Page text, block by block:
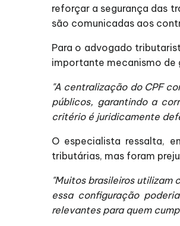
reforçar a segurança das
são comunicadas aos
Para o advogado
importante mecanismo de
"A centralização do CPF
públicos, garantindo a
critério é juridicamente
O especialista ressalta,
tributárias, mas foram
"Muitos brasileiros utilizam
essa configuração
relevantes para quem